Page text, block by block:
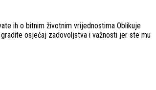
ih o bitnim životnim vrijednostima Oblikuje
osjećaj zadovoljstva i važnosti jer ste mu